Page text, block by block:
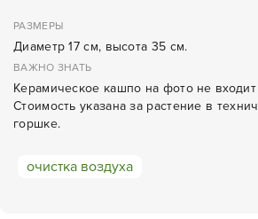
РАЗМЕРЫ
Диаметр 17 см, высота 35 см.
ВАЖНО ЗНАТЬ
Керамическое кашпо на фото не входит
Стоимость указана за растение в
горшке.
очистка воздуха